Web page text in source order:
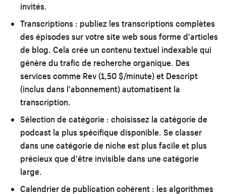
invités.
Transcriptions : publiez les transcriptions complètes
des épisodes sur votre site web sous forme d'articles
de blog. Cela crée un contenu textuel indexable qui
génère du trafic de recherche organique. Des
services comme Rev (1,50 $/minute) et Descript
(inclus dans l'abonnement) automatisent la
transcription.
Sélection de catégorie : choisissez la catégorie de
podcast la plus spécifique disponible. Se classer
dans une catégorie de niche est plus facile et plus
précieux que d'être invisible dans une catégorie
large.
Calendrier de publication cohérent : les algorithmes